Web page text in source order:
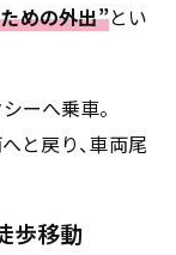
めの外出”とい
ーへ乗車。
と戻り、車両尾
歩移動